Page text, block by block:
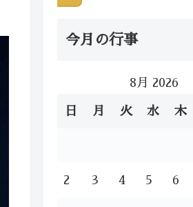
今月の行事
8月 2026
日 月 火 水 木
2 3 4 5 6